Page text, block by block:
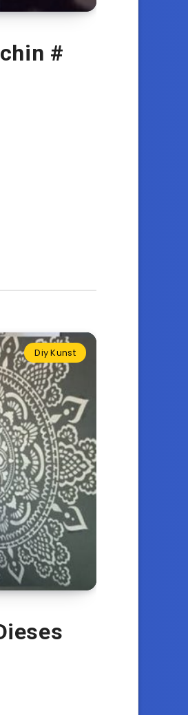
#
Diy Kunst